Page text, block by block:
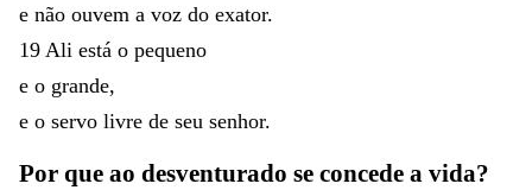
e não ouvem a voz do exator.
19 Ali está o pequeno
e o grande,
e o servo livre de seu senhor.
Por que ao desventurado se concede a vida?